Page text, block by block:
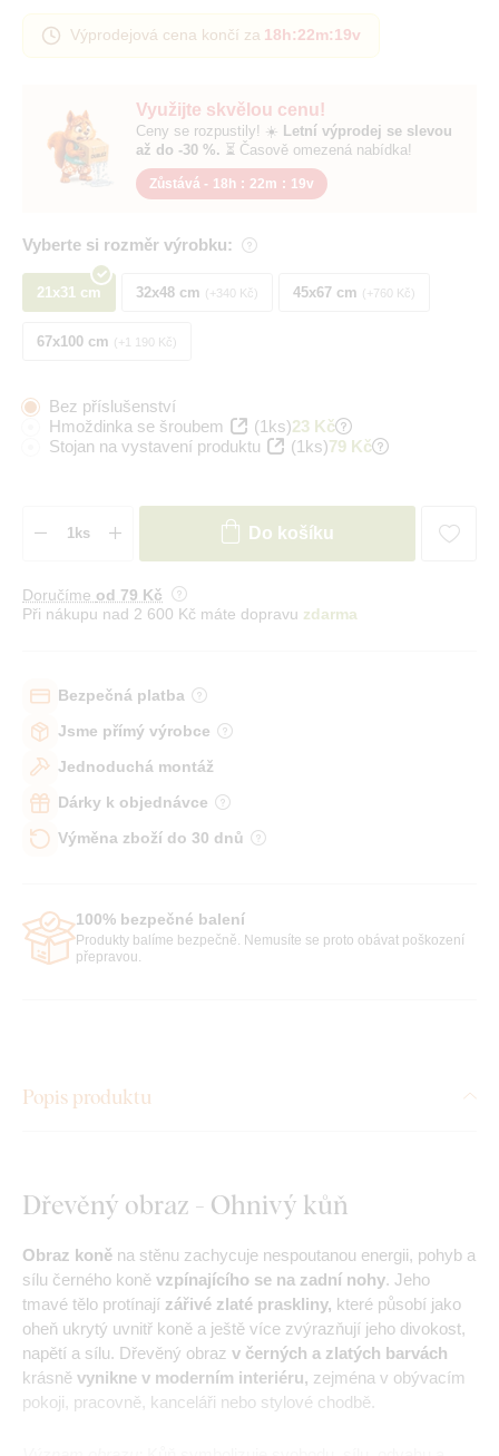
Využijte skvělou cenu!
Ceny se rozpustily! ☀️ Letní výprodej se slevou
až do -30 %. ⏳ Časově omezená nabídka!
Zůstává - 18h : 22m : 18v
Vyberte si rozměr výrobku:
21x31 cm 32x48 cm +340 Kč 45x67 cm +760 Kč
67x100 cm +1 190 Kč
Výprodejová cena končí za 18h:22m:18v
Bez příslušenství
Hmoždinka se šroubem
(1ks)23 Kč
Stojan na vystavení produktu
(1ks)79 Kč
Do košíku
Doručíme od 79 Kč
Při nákupu nad 2 600 Kč máte dopravu zdarma
Bezpečná platba
Jsme přímý výrobce
Jednoduchá montáž
Dárky k objednávce
Výměna zboží do 30 dnů
100% bezpečné balení
Produkty balíme bezpečně. Nemusíte se proto obávat poškození
přepravou.
Popis produktu
Dřevěný obraz - Ohnivý kůň
Obraz koně na stěnu zachycuje nespoutanou energii, pohyb a
sílu černého koně vzpínajícího se na zadní nohy. Jeho
tmavé tělo protínají zářivé zlaté praskliny, které působí jako
oheň ukrytý uvnitř koně a ještě více zvýrazňují jeho divokost,
napětí a sílu. Dřevěný obraz v černých a zlatých barvách
krásně vynikne v moderním interiéru, zejména v obývacím
pokoji, pracovně, kanceláři nebo stylové chodbě.